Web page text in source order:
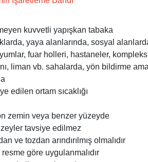
kuvvetli yapışkan tabaka
yaya alanlarında, sosyal
fuar holleri, hastaneler, kompleks
liman vb. sahalarda, yön bildirme
edilen ortam sıcaklığı
zemin veya benzer yüzeyde
tavsiye edilmez
ve tozdan arındırılmış olmalıdır
göre uygulanmalıdır